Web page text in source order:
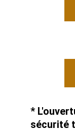
*
sécurité